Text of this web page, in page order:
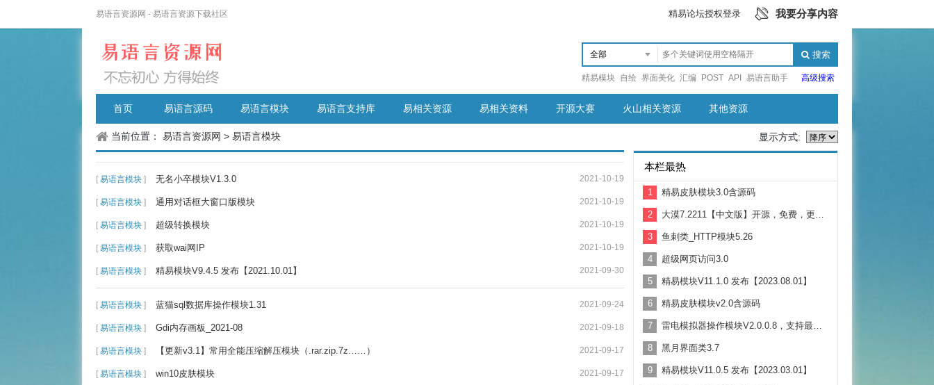
易语言资源网 - 易语言资源下载社区 精易论坛授权登录 我要分享内容
搜索
精易模块 自绘 界面美化 汇编 POST API 易语言助手 高级搜索
首页 易语言源码 易语言模块 易语言支持库 易相关资源 易相关资料 开源大赛 火山相关资源 其他资源
当前位置： 易语言资源网 > 易语言模块 显示方式:
[ 易语言模块 ] 无名小卒模块V1.3.0 2021-10-19
[ 易语言模块 ] 通用对话框大窗口版模块 2021-10-19
[ 易语言模块 ] 超级转换模块 2021-10-19
[ 易语言模块 ] 获取wai网IP 2021-10-19
[ 易语言模块 ] 精易模块V9.4.5 发布【2021.10.01】 2021-09-30
[ 易语言模块 ] 蓝猫sql数据库操作模块1.31 2021-09-24
[ 易语言模块 ] Gdi内存画板_2021-08 2021-09-18
[ 易语言模块 ] 【更新v3.1】常用全能压缩解压模块（.rar.zip.7z……） 2021-09-17
[ 易语言模块 ] win10皮肤模块 2021-09-17
本栏最热
1 精易皮肤模块3.0含源码
2 大漠7.2211【中文版】开源，免费，更新。支持Win11
3 鱼刺类_HTTP模块5.26
4 超级网页访问3.0
5 精易模块V11.1.0 发布【2023.08.01】
6 精易皮肤模块v2.0含源码
7 雷电模拟器操作模块V2.0.0.8，支持最新的雷电4.X版本
8 黑月界面类3.7
9 精易模块V11.0.5 发布【2023.03.01】